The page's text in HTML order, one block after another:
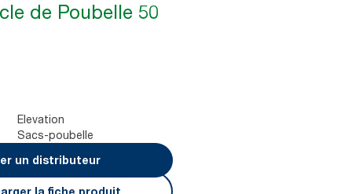
de Poubelle 50
Elevation
Sacs-poubelle
un distributeur
la fiche produit